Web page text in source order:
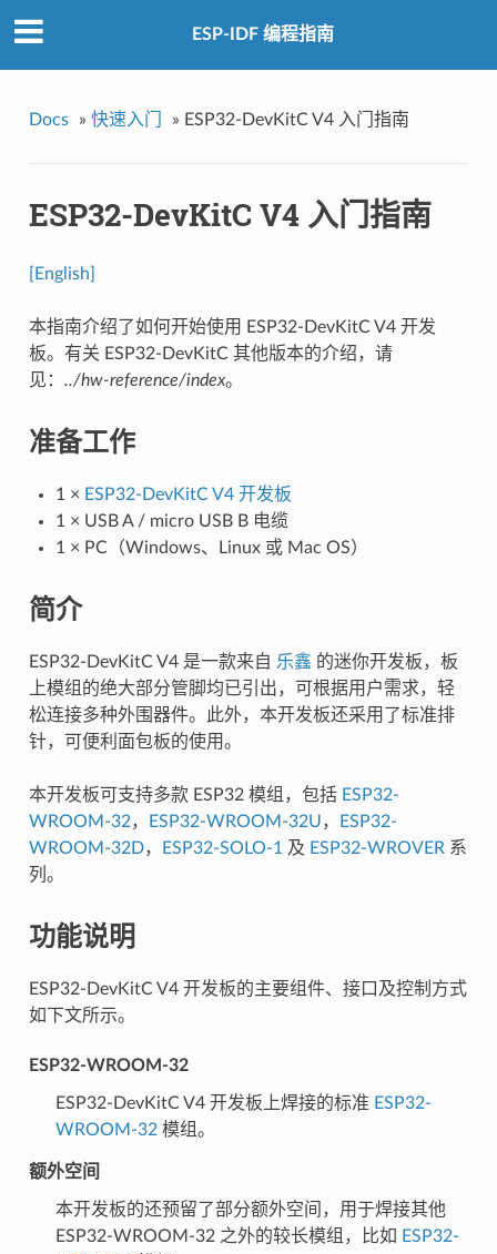
ESP-IDF 编程指南
Docs » 快速入门 » ESP32-DevKitC V4 入门指南
ESP32-DevKitC V4 入门指南
[English]
本指南介绍了如何开始使用 ESP32-DevKitC V4 开发
板。有关 ESP32-DevKitC 其他版本的介绍，请
见： ../hw-reference/index。
准备工作
1 × ESP32-DevKitC V4 开发板
1 × USB A / micro USB B 电缆
1 × PC（Windows、Linux 或 Mac OS）
简介
ESP32-DevKitC V4 是一款来自 乐鑫 的迷你开发板，板
上模组的绝大部分管脚均已引出，可根据用户需求，轻
松连接多种外围器件。此外，本开发板还采用了标准排
针，可便利面包板的使用。
本开发板可支持多款 ESP32 模组，包括 ESP32-
WROOM-32， ESP32-WROOM-32U，
ESP32-
WROOM-32D， ESP32-SOLO-1 及 ESP32-WROVER 系
列。
功能说明
ESP32-DevKitC V4 开发板的主要组件、接口及控制方式
如下文所示。
ESP32-WROOM-32
ESP32-DevKitC V4 开发板上焊接的标准 ESP32-
WROOM-32模组。
额外空间
本开发板的还预留了部分额外空间，用于焊接其他
ESP32-WROOM-32 之外的较长模组，比如
ESP32-